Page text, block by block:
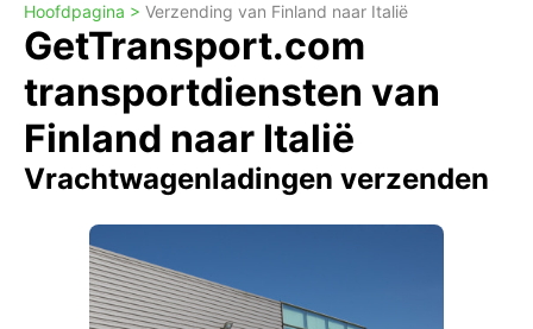
Hoofdpagina > Verzending van Finland naar Italië
GetTransport.com
transportdiensten van
Finland naar Italië
Vrachtwagenladingen verzenden